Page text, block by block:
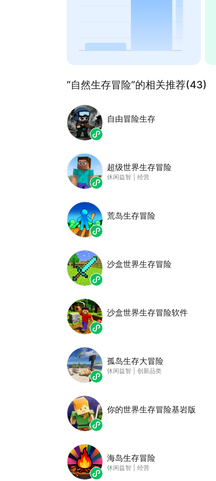
“自然生存冒险”的相关推荐(43)
自由冒险生存
超级世界生存冒险
休闲益智 经营
荒岛生存冒险
沙盒世界生存冒险
沙盒世界生存冒险软件
孤岛生存大冒险
休闲益智 创新品类
你的世界生存冒险基岩版
海岛生存冒险
休闲益智 经营